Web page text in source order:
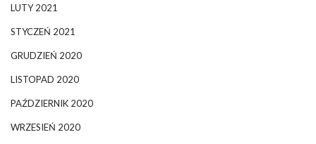
LUTY 2021
STYCZEŃ 2021
GRUDZIEŃ 2020
LISTOPAD 2020
PAŹDZIERNIK 2020
WRZESIEŃ 2020